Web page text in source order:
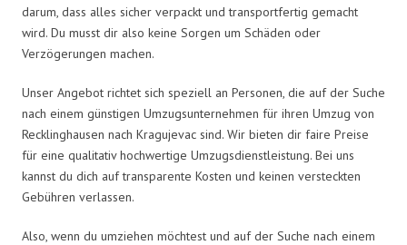
darum, dass alles sicher verpackt und transportfertig gemacht
wird. Du musst dir also keine Sorgen um Schäden oder
Verzögerungen machen.
Unser Angebot richtet sich speziell an Personen, die auf der Suche
nach einem günstigen Umzugsunternehmen für ihren Umzug von
Recklinghausen nach Kragujevac sind. Wir bieten dir faire Preise
für eine qualitativ hochwertige Umzugsdienstleistung. Bei uns
kannst du dich auf transparente Kosten und keinen versteckten
Gebühren verlassen.
Also, wenn du umziehen möchtest und auf der Suche nach einem